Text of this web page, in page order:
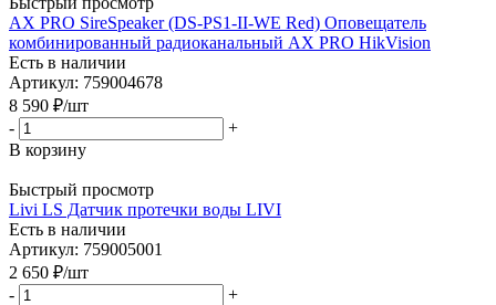
AX PRO SireSpeaker (DS-PS1-II-WE Red) Оповещатель
комбинированный радиоканальный AX PRO HikVision
Есть в наличии
Артикул: 759004678
8 590 ₽/шт
-
+
В корзину
Быстрый просмотр
Livi LS Датчик протечки воды LIVI
Есть в наличии
Артикул: 759005001
2 650 ₽/шт
-
+